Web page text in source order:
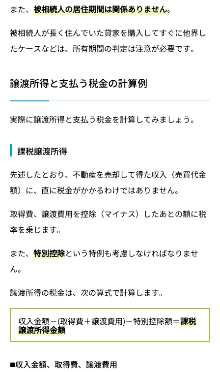
また、 被相続人の居住期間は関係ありません。
被相続人が長く住んでいた貸家を購入してすぐに他界し
たケースなどは、所有期間の判定は注意が必要です。
譲渡所得と支払う税金の計算例
実際に譲渡所得と支払う税金を計算してみましょう。
課税譲渡所得
先述したとおり、不動産を売却して得た収入（売買代金
額）に、直に税金がかかるわけではありません。
取得費、譲渡費用を控除（マイナス）したあとの額に税
率を乗じます。
また、 特別控除という特例も考慮しなければなりませ
ん。
譲渡所得の税金は、次の算式で計算します。
収入金額－(取得費＋譲渡費用)－特別控除額＝課税
譲渡所得金額
収入金額、取得費、譲渡費用